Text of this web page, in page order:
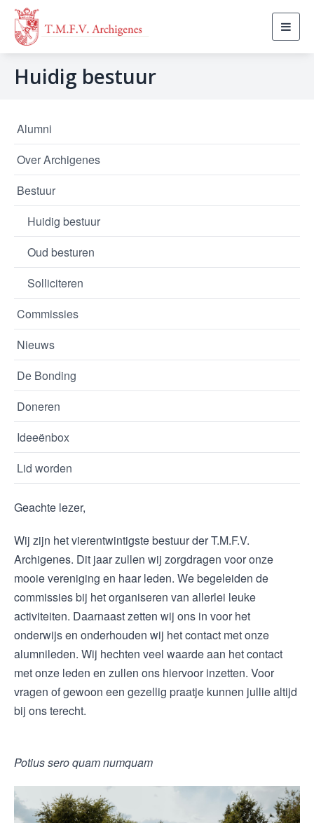
Huidig bestuur
Alumni
Over Archigenes
Bestuur
Huidig bestuur
Oud besturen
Solliciteren
Commissies
Nieuws
De Bonding
Doneren
Ideeënbox
Lid worden
Geachte lezer,
Wij zijn het vierentwintigste bestuur der T.M.F.V.
Archigenes. Dit jaar zullen wij zorgdragen voor onze
mooie vereniging en haar leden. We begeleiden de
commissies bij het organiseren van allerlei leuke
activiteiten. Daarnaast zetten wij ons in voor het
onderwijs en onderhouden wij het contact met onze
alumnileden. Wij hechten veel waarde aan het contact
met onze leden en zullen ons hiervoor inzetten. Voor
vragen of gewoon een gezellig praatje kunnen jullie altijd
bij ons terecht.
Potius sero quam numquam